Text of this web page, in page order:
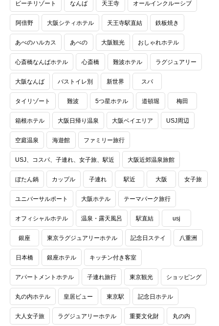
ビーチリゾート なんば 天王寺 オールインクルーシブ
阿倍野 大阪シティホテル 天王寺駅直結 鉄板焼き
あべのハルカス あべの 大阪観光 おしゃれホテル
心斎橋なんばホテル 心斎橋 難波ホテル ラグジュアリー
大阪なんば バストイレ別 新世界 スパ
タイリゾート 難波 5つ星ホテル 道頓堀 梅田
箱根ホテル 大阪日帰り温泉 大阪ベイエリア USJ周辺
空庭温泉 海遊館 ファミリー旅行
USJ、コスパ、子連れ、女子旅、駅近 大阪近郊温泉旅館
ぼたん鍋 カップル 子連れ 駅近 大阪 女子旅
ユニバーサルポート 大阪ホテル テーマパーク旅行
オフィシャルホテル 温泉・露天風呂 駅直結 usj
銀座 東京ラグジュアリーホテル 記念日ステイ 八重洲
日本橋 銀座ホテル キッチン付き客室
アパートメントホテル 子連れ旅行 東京観光 ショッピング
丸の内ホテル 皇居ビュー 東京駅 記念日ホテル
大人女子旅 ラグジュアリーホテル 重要文化財 丸の内